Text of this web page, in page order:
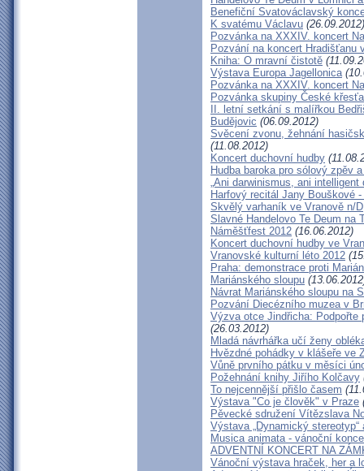
Benefiční Svatováclavský
K svatému Václavu (26.09.2012)
Pozvánka na XXXIV. koncert
Pozvání na koncert Hradišťanu
Kniha: O mravní čistotě
Výstava Europa Jagellonica
Pozvánka na XXXIV. koncert
Pozvánka skupiny České
II. letní setkání s malířkou
Budějovic (06.09.2012)
Svěcení zvonu, žehnání
(11.08.2012)
Koncert duchovní hudby
Hudba baroka pro sólový zpěv
„Ani darwinismus, ani intelligent
Harfový recitál Jany Bouškové
Skvělý varhaník ve Vranově n/D
Slavné Handelovo Te Deum na
Náměšťfest 2012 (16.06.2012)
Koncert duchovní hudby ve
Vranovské kulturní léto 2012
Praha: demonstrace proti
Mariánského sloupu
Návrat Mariánského sloupu na
Pozvání Diecézního muzea v
Výzva otce Jindřicha:
(26.03.2012)
Mladá návrhářka učí ženy
Hvězdné pohádky v klášeře ve
Vůně prvního pátku v měsíci
Požehnání knihy Jiřího Kolčavy
To nejcennější přišlo časem
Výstava "Co je člověk" v Praze
Pěvecké sdružení Vítězslava
Výstava „Dynamický
Musica animata - vánoční
ADVENTNÍ KONCERT NA
Vánoční výstava hraček, her a